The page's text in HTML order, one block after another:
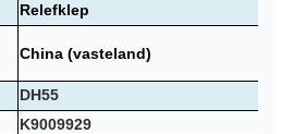
Relefklep
China (vasteland)
DH55
K9009929